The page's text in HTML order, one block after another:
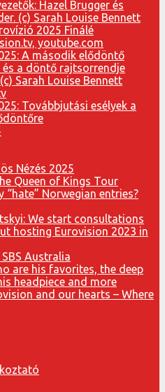
2025 Finálé
A második elődöntő
a döntő rajtsorrendje
Továbbjutási esélyek a
Nézés 2025
“hate” Norwegian entries?
We start consultations
hosting Eurovision 2023 in
are his favorites, the deep
headpiece and more
and our hearts – Where